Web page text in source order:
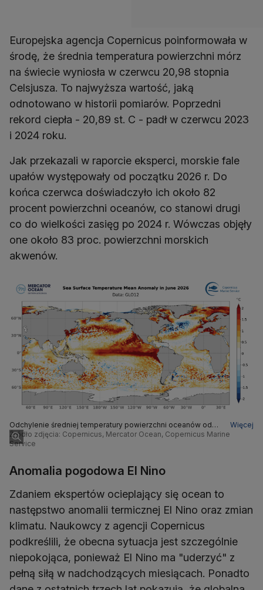
Europejska agencja Copernicus poinformowała w
środę, że średnia temperatura powierzchni mórz
na świecie wyniosła w czerwcu 20,98 stopnia
Celsjusza. To najwyższa wartość, jaką
odnotowano w historii pomiarów. Poprzedni
rekord ciepła - 20,89 st. C - padł w czerwcu 2023
i 2024 roku.
Jak przekazali w raporcie eksperci, morskie fale
upałów występowały od początku 2026 r. Do
końca czerwca doświadczyło ich około 82
procent powierzchni oceanów, co stanowi drugi
co do wielkości zasięg po 2024 r. Wówczas objęły
one około 83 proc. powierzchni morskich
akwenów.
Odchylenie średniej temperatury powierzchni oceanów od
średniej wieloletniej w czerwcu 2026 roku
Więcej
Źródło zdjęcia: Copernicus, Mercator Ocean, Copernicus Marine
Service
Anomalia pogodowa El Nino
Zdaniem ekspertów ocieplający się ocean to
następstwo anomalii termicznej El Nino oraz zmian
klimatu. Naukowcy z agencji Copernicus
podkreślili, że obecna sytuacja jest szczególnie
niepokojąca, ponieważ El Nino ma "uderzyć" z
pełną siłą w nadchodzących miesiącach. Ponadto